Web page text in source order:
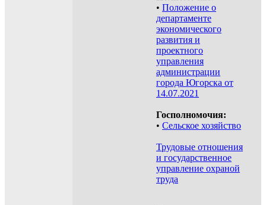
• Положение о
департаменте
экономического
развития и
проектного
управления
администрации
города Югорска от
14.07.2021
Госполномочия:
• Сельское хозяйство
Трудовые отношения
и государственное
управление охраной
труда